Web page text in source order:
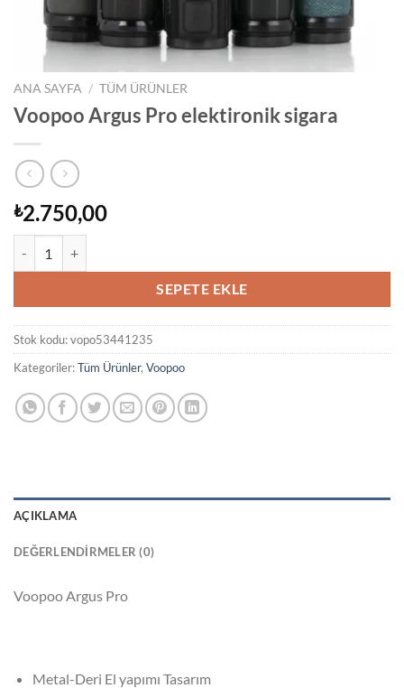
ANA SAYFA / TÜM ÜRÜNLER
Voopoo Argus Pro elektironik sigara
₺2.750,00
SEPETE EKLE
Stok kodu:vopo53441235
Kategoriler:Tüm Ürünler, Voopoo
AÇIKLAMA
DEĞERLENDIRMELER (0)
Voopoo Argus Pro
Metal-Deri El yapımı Tasarım